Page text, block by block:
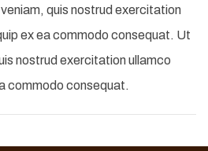
quis nostrud exercitation
ex ea commodo consequat. Ut
nostrud exercitation ullamco
commodo consequat.